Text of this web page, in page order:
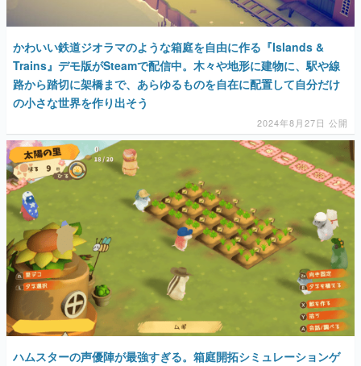
ゲームが変えた日本語
「経験値」「裏技」「ラスボス」… ゲームにまつわる言葉
の起源や用法の変遷を、コンピューター文化史研究家・タ
イニーP氏が徹底調査。
カテゴリ
特集記事
マンガ
女性向け
アプリレビュー
その他
電ファミニコゲーマーとは？
運営：株式会社マレ
かわいい鉄道ジオラマのような箱庭を自由に作る『Islands &
Trains』デモ版がSteamで配信中。木々や地形に建物に、駅や線
路から踏切に架橋まで、あらゆるものを自在に配置して自分だけ
の小さな世界を作り出そう
2024年8月27日 公開
ハムスターの声優陣が最強すぎる。箱庭開拓シミュレーションゲ